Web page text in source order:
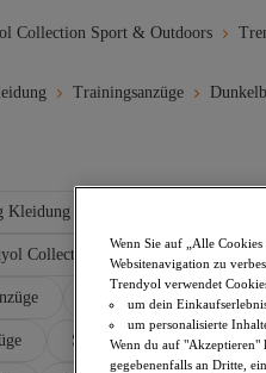
Collection Sport & Outdoors
Trainingsanzüge
Kleidung
Collection Blau Trainingsanzüge
Trendyol Collection
Schiesser Blau
Wenn Sie auf „Alle
Websitenavigation zu
Trendyol verwendet
um dein
um personalisierte
Wenn du auf "Akzeptieren"
gegebenenfalls an Dritte,